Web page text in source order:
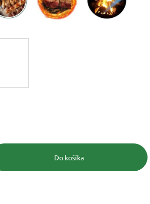
Do košíka